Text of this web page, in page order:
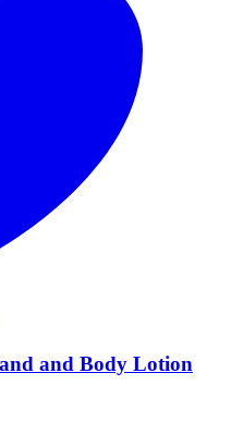
and Body Lotion